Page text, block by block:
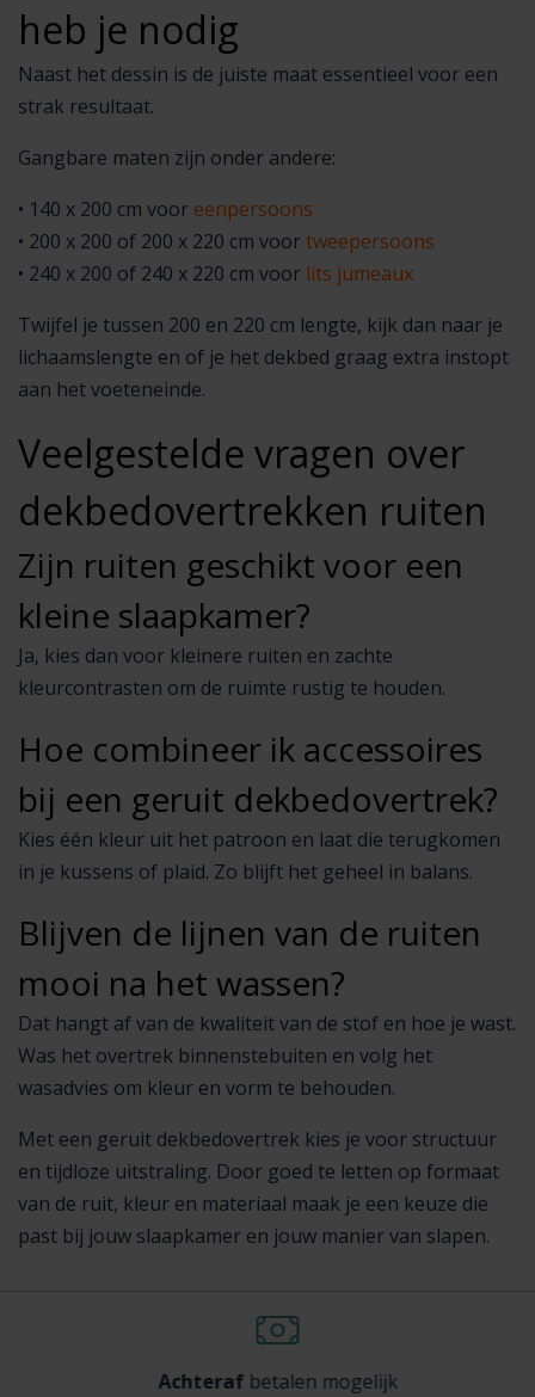
heb je nodig
Naast het dessin is de juiste maat essentieel voor een
strak resultaat.
Gangbare maten zijn onder andere:
• 140 x 200 cm voor eenpersoons
• 200 x 200 of 200 x 220 cm voor tweepersoons
• 240 x 200 of 240 x 220 cm voor lits jumeaux
Twijfel je tussen 200 en 220 cm lengte, kijk dan naar je
lichaamslengte en of je het dekbed graag extra instopt
aan het voeteneinde.
Veelgestelde vragen over
dekbedovertrekken ruiten
Zijn ruiten geschikt voor een
kleine slaapkamer?
Ja, kies dan voor kleinere ruiten en zachte
kleurcontrasten om de ruimte rustig te houden.
Hoe combineer ik accessoires
bij een geruit dekbedovertrek?
Kies één kleur uit het patroon en laat die terugkomen
in je kussens of plaid. Zo blijft het geheel in balans.
Blijven de lijnen van de ruiten
mooi na het wassen?
Dat hangt af van de kwaliteit van de stof en hoe je wast.
Was het overtrek binnenstebuiten en volg het
wasadvies om kleur en vorm te behouden.
Met een geruit dekbedovertrek kies je voor structuur
en tijdloze uitstraling. Door goed te letten op formaat
van de ruit, kleur en materiaal maak je een keuze die
past bij jouw slaapkamer en jouw manier van slapen.
Achterafbetalen mogelijk